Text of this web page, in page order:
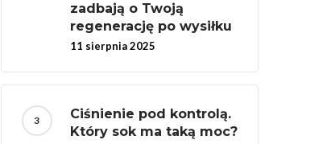
zadbają o Twoją
regenerację po wysiłku
11 sierpnia 2025
Ciśnienie pod kontrolą.
Który sok ma taką moc?